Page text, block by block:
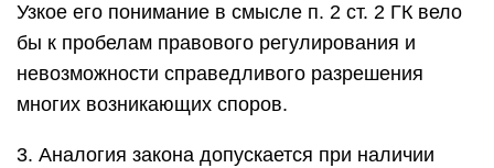
Узкое его понимание в смысле п. 2 ст. 2 ГК вело
бы к пробелам правового регулирования и
невозможности справедливого разрешения
многих возникающих споров.
3. Аналогия закона допускается при наличии